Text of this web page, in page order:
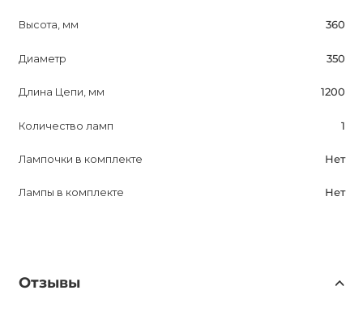
Высота, мм 360
Диаметр 350
Длина Цепи, мм 1200
Количество ламп 1
Лампочки в комплекте Нет
Лампы в комплекте Нет
Отзывы